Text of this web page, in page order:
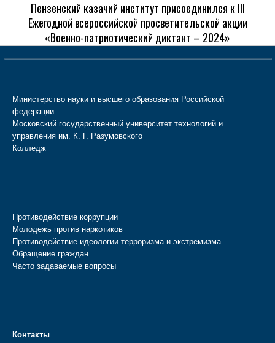
Пензенский казачий институт присоединился к III
Ежегодной всероссийской просветительской акции
«Военно-патриотический диктант – 2024»
Министерство науки и высшего образования Российской
федерации
Московский государственный университет технологий и
управления им. К. Г. Разумовского
Колледж
Противодействие коррупции
Молодежь против наркотиков
Противодействие идеологии терроризма и экстремизма
Обращение граждан
Часто задаваемые вопросы
Контакты